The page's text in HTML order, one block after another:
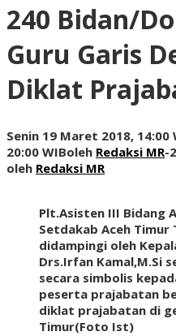
240 Bidan/
Guru Garis
Diklat
Senin 19 Maret 2018, 14:00
20:00 WIBoleh Redaksi MR-
oleh Redaksi MR
Plt.Asisten III Bidang
Setdakab Aceh Timur
didampingi oleh
Drs.Irfan Kamal,M.Si
secara simbolis
peserta prajabatan
diklat prajabatan di
Timur(Foto Ist)